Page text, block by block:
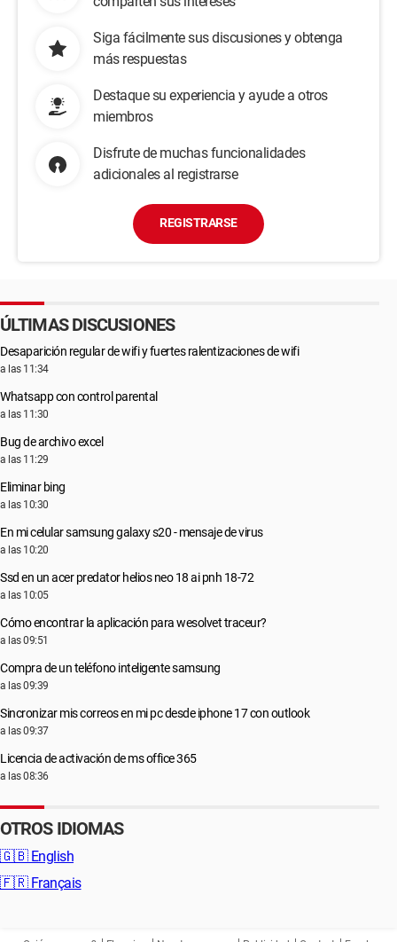
Siga fácilmente sus discusiones y obtenga
más respuestas
Destaque su experiencia y ayude a otros
miembros
Disfrute de muchas funcionalidades
adicionales al registrarse
REGISTRARSE
ÚLTIMAS DISCUSIONES
Desaparición regular de wifi y fuertes ralentizaciones de wifi
a las 11:34
Whatsapp con control parental
a las 11:30
Bug de archivo excel
a las 11:29
Eliminar bing
a las 10:30
En mi celular samsung galaxy s20 - mensaje de virus
a las 10:20
Ssd en un acer predator helios neo 18 ai pnh 18-72
a las 10:05
Cómo encontrar la aplicación para wesolvet traceur?
a las 09:51
Compra de un teléfono inteligente samsung
a las 09:39
Sincronizar mis correos en mi pc desde iphone 17 con outlook
a las 09:37
Licencia de activación de ms office 365
a las 08:36
OTROS IDIOMAS
🇬🇧 English
🇫🇷 Français